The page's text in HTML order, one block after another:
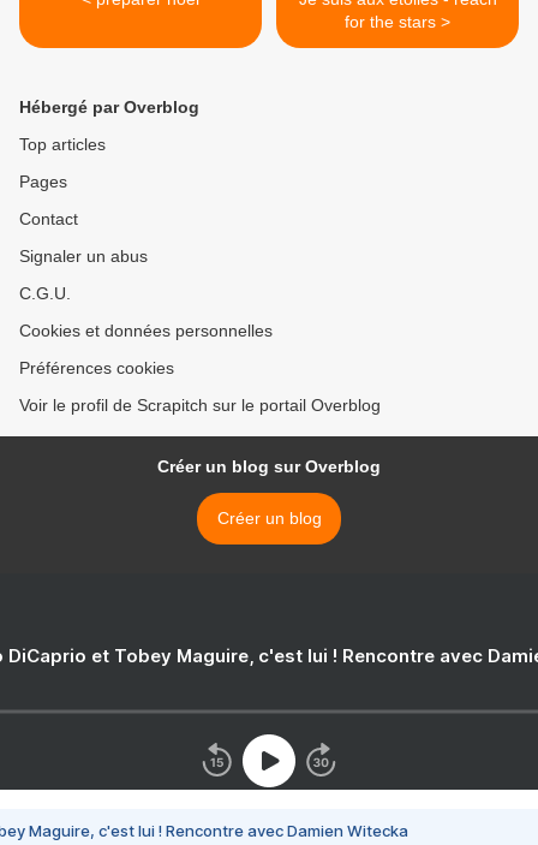
for the stars >
Hébergé par Overblog
Top articles
Pages
Contact
Signaler un abus
C.G.U.
Cookies et données personnelles
Préférences cookies
Voir le profil de Scrapitch sur le portail Overblog
Créer un blog sur Overblog
Créer un blog
DiCaprio et Tobey Maguire, c'est lui ! Rencontre avec
Maguire, c'est lui ! Rencontre avec Damien Witecka